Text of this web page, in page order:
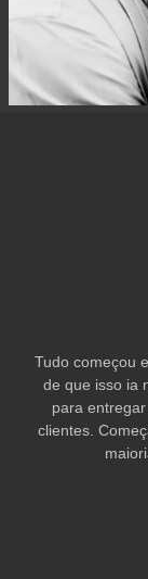
Tudo começou
de que isso ia
para
clientes.